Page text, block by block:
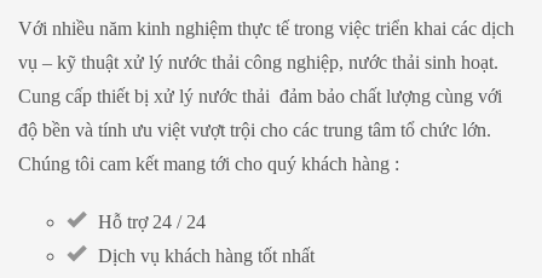
Với nhiều năm kinh nghiệm thực tế trong việc triển khai các dịch
vụ – kỹ thuật xử lý nước thải công nghiệp, nước thải sinh hoạt.
Cung cấp thiết bị xử lý nước thải đảm bảo chất lượng cùng với
độ bền và tính ưu việt vượt trội cho các trung tâm tổ chức lớn.
Chúng tôi cam kết mang tới cho quý khách hàng :
Hỗ trợ 24 / 24
Dịch vụ khách hàng tốt nhất